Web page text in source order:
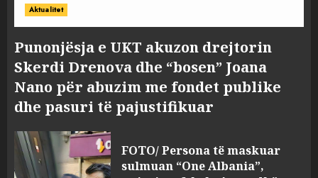
Aktualitet
Punonjësja e UKT akuzon drejtorin
Skerdi Drenova dhe “bosen” Joana
Nano për abuzim me fondet publike
dhe pasuri të pajustifikuar
FOTO/ Persona të maskuar
sulmuan “One Albania”,